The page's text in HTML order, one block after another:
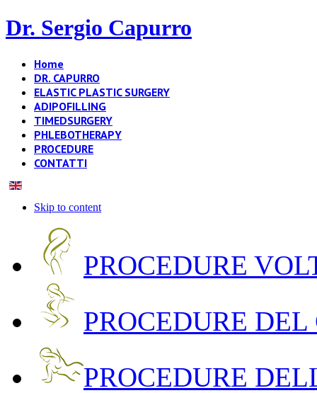
Dr. Sergio Capurro
Home
DR. CAPURRO
ELASTIC PLASTIC SURGERY
ADIPOFILLING
TIMEDSURGERY
PHLEBOTHERAPY
PROCEDURE
CONTATTI
Skip to content
PROCEDURE
PROCEDURE DEL
PROCEDURE